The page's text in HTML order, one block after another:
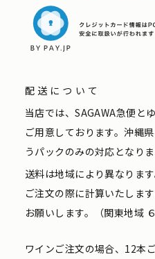
配送について
当店では、SAGAWA急便と
ご用意しております。沖縄
うパックのみの対応となり
送料は地域により異なりま
ご注文の際に計算いたしま
お願いします。（関東地域
ワインご注文の場合、12本